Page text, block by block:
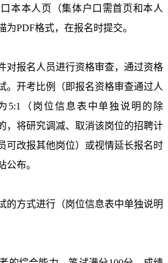
本本人页（集体户口需首页和本人
为PDF格式，在报名时提交。
报名人员进行资格审查，通过资格
。开考比例（即报名资格审查通过人
5:1（岗位信息表中单独说明的除
，将研究调减、取消该岗位的招聘计
可改报其他岗位）或视情延长报名时
公布。
方式进行（岗位信息表中单独说明